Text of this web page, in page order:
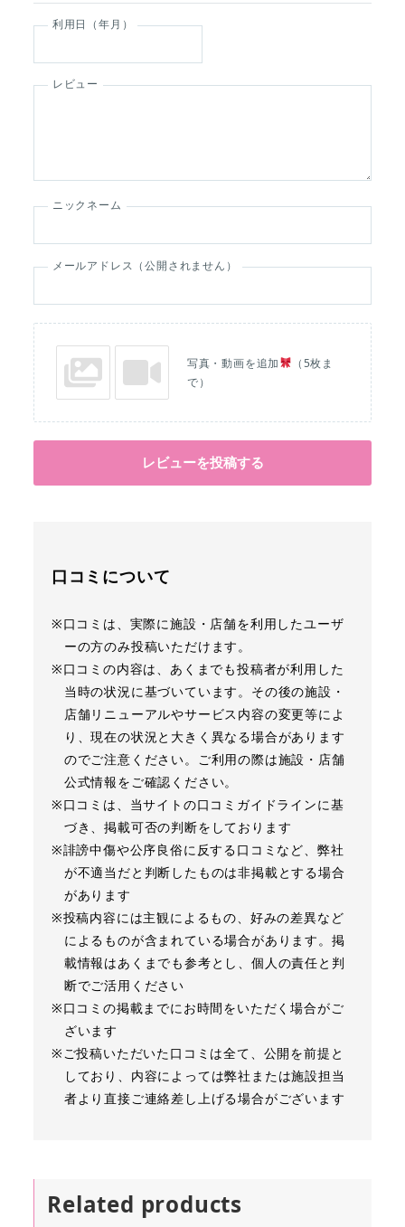
利用日（年月）
レビュー
ニックネーム
メールアドレス（公開されません）
写真・動画を追加
（5枚ま
で）
レビューを投稿する
口コミについて
※口コミは、実際に施設・店舗を利用したユーザ
ーの方のみ投稿いただけます。
※口コミの内容は、あくまでも投稿者が利用した
当時の状況に基づいています。その後の施設・
店舗リニューアルやサービス内容の変更等によ
り、現在の状況と大きく異なる場合があります
のでご注意ください。ご利用の際は施設・店舗
公式情報をご確認ください。
※口コミは、当サイトの口コミガイドラインに基
づき、掲載可否の判断をしております
※誹謗中傷や公序良俗に反する口コミなど、弊社
が不適当だと判断したものは非掲載とする場合
があります
※投稿内容には主観によるもの、好みの差異など
によるものが含まれている場合があります。掲
載情報はあくまでも参考とし、個人の責任と判
断でご活用ください
※口コミの掲載までにお時間をいただく場合がご
ざいます
※ご投稿いただいた口コミは全て、公開を前提と
しており、内容によっては弊社または施設担当
者より直接ご連絡差し上げる場合がございます
Related products